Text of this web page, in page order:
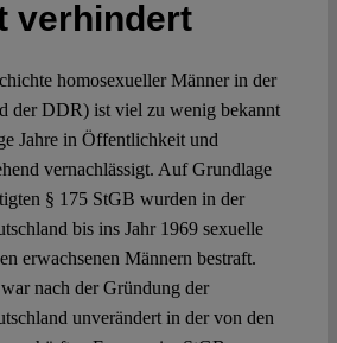
Spotlight
verhindert
homosexueller Männer in der
der DDR) ist viel zu wenig bekannt
Jahre in Öffentlichkeit und
vernachlässigt. Auf Grundlage
§ 175 StGB wurden in der
bis ins Jahr 1969 sexuelle
erwachsenen Männern bestraft.
nach der Gründung der
unverändert in der von den